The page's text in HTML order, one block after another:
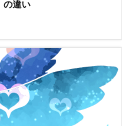
の違い